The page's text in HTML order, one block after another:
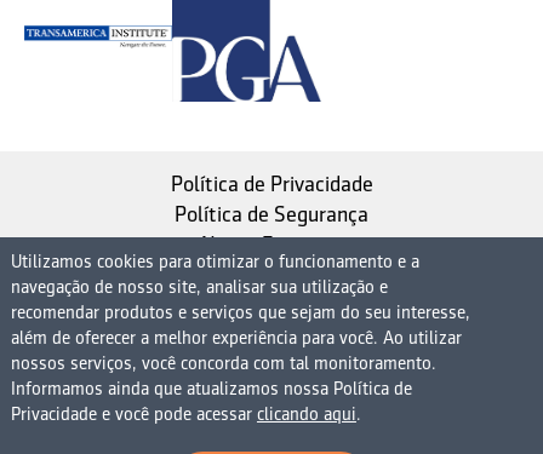
Política de Privacidade
Política de Segurança
Nosso Estatuto
Instituto de Longevidade MAG, uma empresa do
Grupo MAG
| CNPJ 08.474.765/0001-75
Avenida Presidente Juscelino Kubitschek, 1830, 15º
andar bloco 1 (parte), Condomínio Edifício São Luiz -
Utilizamos cookies para otimizar o funcionamento e a
navegação de nosso site, analisar sua utilização e
recomendar produtos e serviços que sejam do seu interesse,
além de oferecer a melhor experiência para você. Ao utilizar
nossos serviços, você concorda com tal monitoramento.
Informamos ainda que atualizamos nossa Política de
Privacidade e você pode acessar clicando aqui.